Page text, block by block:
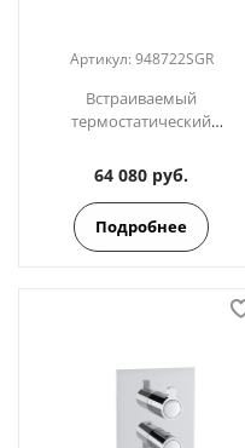
Артикул: 948722SGR
Встраиваемый
термостатический
выхода BLAUTHERM
948722SGR графит
64 080 руб.
Подробнее